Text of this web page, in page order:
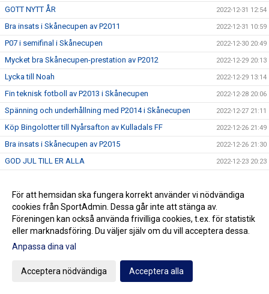
GOTT NYTT ÅR 2022-12-31 12:54
Bra insats i Skånecupen av P2011 2022-12-31 10:59
P07 i semifinal i Skånecupen 2022-12-30 20:49
Mycket bra Skånecupen-prestation av P2012 2022-12-29 20:13
Lycka till Noah 2022-12-29 13:14
Fin teknisk fotboll av P2013 i Skånecupen 2022-12-28 20:06
Spänning och underhållning med P2014 i Skånecupen 2022-12-27 21:11
Köp Bingolotter till Nyårsafton av Kulladals FF 2022-12-26 21:49
Bra insats i Skånecupen av P2015 2022-12-26 21:30
GOD JUL TILL ER ALLA 2022-12-23 20:23
P2010 avslutade säsongen med beachvolleyboll 2022-12-17 21:21
Köp era Jul-Bingolotter av Kulladals FF vid ICA Kvantum
Malmborgs Mobilia
2022-12-11 11:50
Nyförvärv och återvändare till A-laget
Cupseger för P09
F09 i final i Olympic Cup
För att hemsidan ska fungera korrekt använder vi nödvändiga
cookies från SportAdmin. Dessa går inte att stänga av.
Föreningen kan också använda frivilliga cookies, t.ex. för statistik
eller marknadsföring. Du väljer själv om du vill acceptera dessa.
Anpassa dina val
Acceptera nödvändiga Acceptera alla